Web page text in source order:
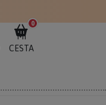
0
MI
CESTA